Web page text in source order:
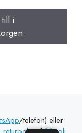
i
/telefon) eller